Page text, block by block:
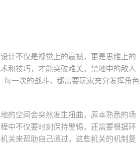
计不仅是视觉上的震撼，更是思维上的
和技巧，才能突破难关。禁地中的敌人
每一次的战斗，都需要玩家充分发挥角色
的空间会突然发生扭曲，原本熟悉的场
中不仅要时刻保持警惕，还需要根据环
关来帮助自己通过，这些机关的机制复